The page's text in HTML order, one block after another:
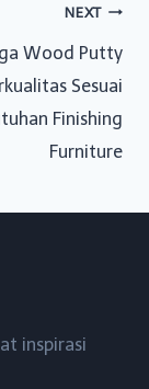
NEXT
Wood Putty
Sesuai
Finishing
Furniture
inspirasi